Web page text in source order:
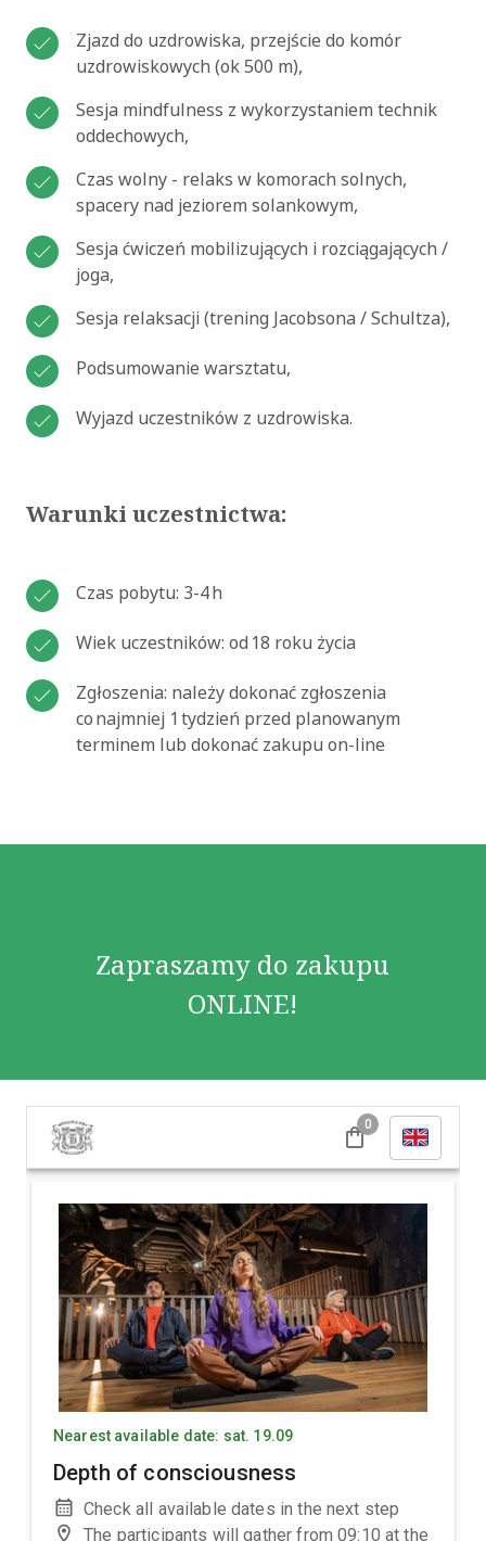
Zjazd do uzdrowiska, przejście do komór
uzdrowiskowych (ok 500 m),
Sesja mindfulness z wykorzystaniem technik
oddechowych,
Czas wolny - relaks w komorach solnych,
spacery nad jeziorem solankowym,
Sesja ćwiczeń mobilizujących i rozciągających /
joga,
Sesja relaksacji (trening Jacobsona / Schultza),
Podsumowanie warsztatu,
Wyjazd uczestników z uzdrowiska.
Warunki uczestnictwa:
Czas pobytu: 3-4 h
Wiek uczestników: od 18 roku życia
Zgłoszenia: należy dokonać zgłoszenia
co najmniej 1 tydzień przed planowanym
terminem lub dokonać zakupu on-line
Zapraszamy do zakupu
ONLINE!